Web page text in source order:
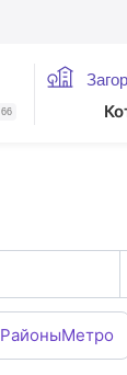
66
РайоныМетро